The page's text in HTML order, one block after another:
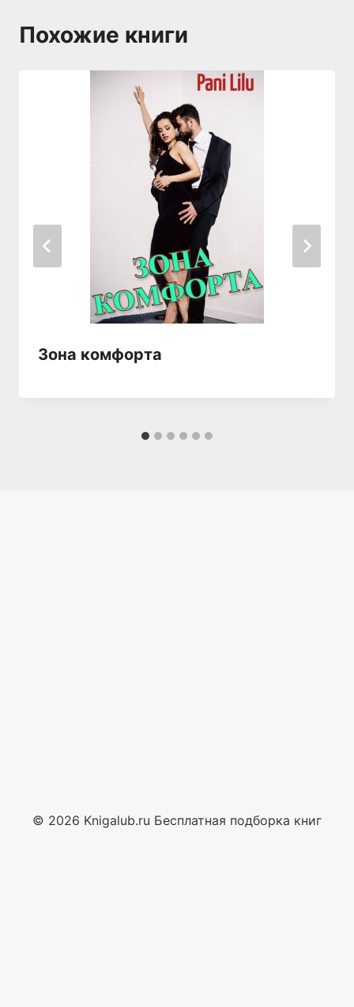
Похожие книги
Зона комфорта
© 2026 Knigalub.ru Бесплатная подборка книг